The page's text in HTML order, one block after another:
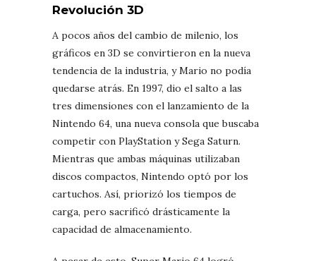
Revolución 3D
A pocos años del cambio de milenio, los
gráficos en 3D se convirtieron en la nueva
tendencia de la industria, y Mario no podía
quedarse atrás. En 1997, dio el salto a las
tres dimensiones con el lanzamiento de la
Nintendo 64, una nueva consola que buscaba
competir con PlayStation y Sega Saturn.
Mientras que ambas máquinas utilizaban
discos compactos, Nintendo optó por los
cartuchos. Así, priorizó los tiempos de
carga, pero sacrificó drásticamente la
capacidad de almacenamiento.